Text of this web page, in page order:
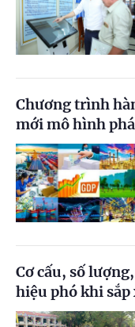
Chương trình
mới mô hình
Cơ cấu, số
hiệu phó khi sắp